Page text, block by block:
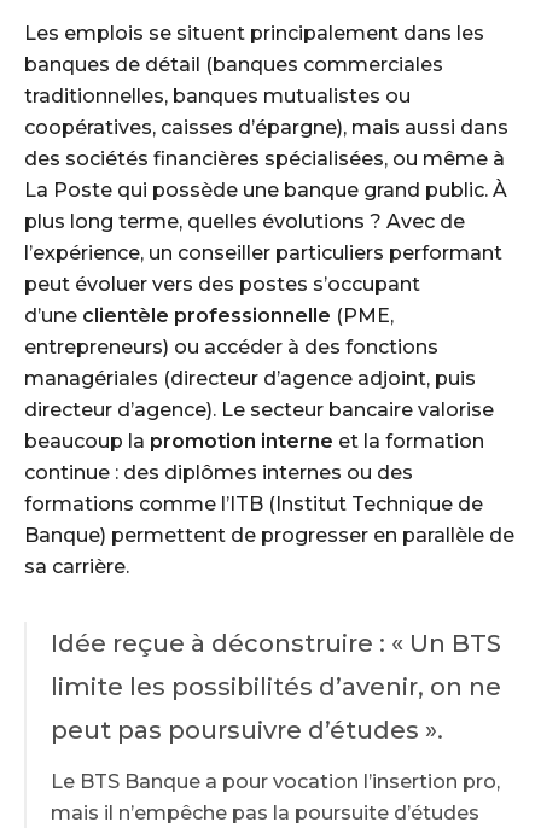
Les emplois se situent principalement dans les
banques de détail (banques commerciales
traditionnelles, banques mutualistes ou
coopératives, caisses d’épargne), mais aussi dans
des sociétés financières spécialisées, ou même à
La Poste qui possède une banque grand public. À
plus long terme, quelles évolutions ? Avec de
l’expérience, un conseiller particuliers performant
peut évoluer vers des postes s’occupant
d’une clientèle professionnelle (PME,
entrepreneurs) ou accéder à des fonctions
managériales (directeur d’agence adjoint, puis
directeur d’agence). Le secteur bancaire valorise
beaucoup la promotion interne et la formation
continue : des diplômes internes ou des
formations comme l’ITB (Institut Technique de
Banque) permettent de progresser en parallèle de
sa carrière.
Idée reçue à déconstruire : « Un BTS
limite les possibilités d’avenir, on ne
peut pas poursuivre d’études ».
Le BTS Banque a pour vocation l’insertion pro,
mais il n’empêche pas la poursuite d’études